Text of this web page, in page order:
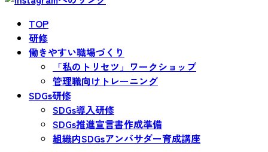
TOP
研修
働きやすい職場づくり
「私のトリセツ」ワークショップ
管理職向けトレーニング
SDGs研修
SDGs導入研修
SDGs推進宣言書作成準備
組織内SDGsアンバサダー育成講座